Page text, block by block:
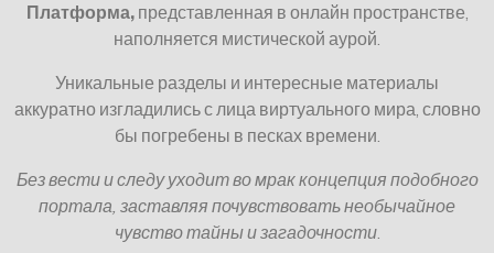
Платформа,представленная в онлайн пространстве,
наполняется мистической аурой.
Уникальные разделы и интересные материалы
аккуратно изгладились с лица виртуального мира, словно
бы погребены в песках времени.
Без вести и следу уходит во мрак концепция подобного
портала, заставляя почувствовать необычайное
чувство тайны и загадочности.